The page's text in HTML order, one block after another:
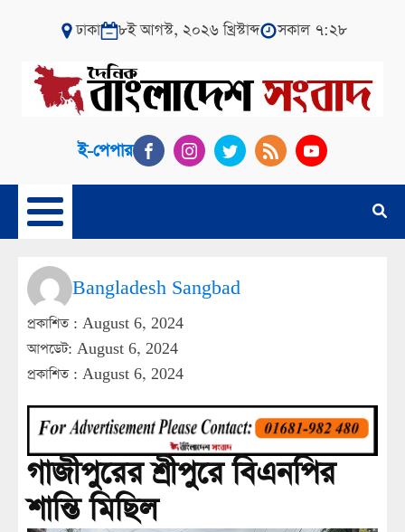
ঢাকা ৮ই আগস্ট, ২০২৬ খ্রিস্টাব্দ সকাল ৭:২৮
ই-পেপার
Bangladesh Sangbad
প্রকাশিত : August 6, 2024
আপডেট: August 6, 2024
প্রকাশিত : August 6, 2024
গাজীপুরের শ্রীপুরে বিএনপির
শান্তি মিছিল